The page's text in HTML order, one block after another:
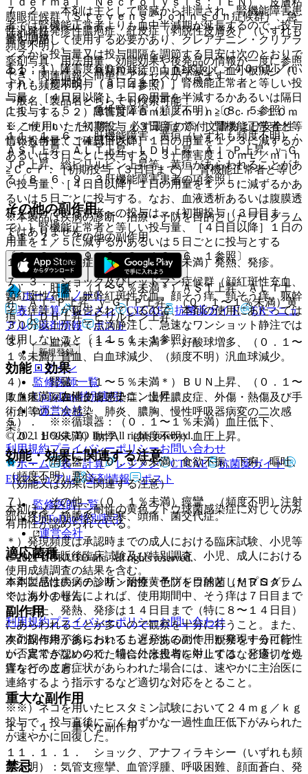
膜眼症候群（Ｓｔｅｖｅｎｓ−Ｊｏｈｎｓｏｎ症候群）、急
性汎発性発疹性膿疱症、紅皮症（剥脱性皮膚炎）（いずれも
頻度不明）。
１１．１．４． 無顆粒球症、白血球減少、血小板減少（い
ずれも頻度不明）〔８．４参照〕。
１１．１．５． 急性腎障害（頻度不明）〔８．５参照〕。
１１．１．６． 肝機能障害、黄疸（いずれも頻度不明）：
ＡＳＴ上昇、ＡＬＴ上昇、ＬＤＨ上昇、Ａｌ−Ｐ上昇、γ−Ｇ
ＴＰ上昇、総ビリルビン上昇等、黄疸があらわれることがあ
る〔８．６、９．３肝機能障害患者の項参照〕。
その他の副作用
１１．２． その他の副作用
１）． ※過敏症：（０．１〜１％未満）発熱、発疹。
２）． 肝臓：（１〜５％未満＊）ＡＳＴ上昇、ＡＬＴ上
昇、Ａｌ−Ｐ上昇、γ−ＧＴＰ上昇、（０．１〜１％未満）黄
疸、ＬＤＨ上昇、ビリルビン上昇。
３）． 血液：（１〜５％未満＊）好酸球増多、（０．１〜
１％未満）貧血、白血球減少、（頻度不明）汎血球減少。
４）． 腎臓：（１〜５％未満＊）ＢＵＮ上昇、（０．１〜
１％未満）血清クレアチニン上昇。
５）． ※※循環器：（０．１〜１％未満）血圧低下、
（０．１％未満）動悸、（頻度不明）血圧上昇。
６）． 消化器：（０．１％未満）食欲不振、下痢、嘔吐、
（頻度不明）悪心。
７）． その他：（０．１％未満）痙攣、（頻度不明）注射
部位疼痛、静脈炎、悪寒、頭痛、菌交代症。
＊）発現頻度は承認時までの成人における臨床試験、小児等
における市販後臨床試験及び特別調査、小児、成人における
使用成績調査の結果を含む。
※）海外の報告によれば、使用期間中、そう痒は７日目まで
に、また、発熱、発疹は１４日目まで（特に８〜１４日目）
にあらわれることが多いので観察を十分に行うこと。また、
本剤投与終了後においても遅発性の副作用が発現する可能性
が否定できないので、特に外来患者に対しては、発疹、そう
痒などの皮膚症状があらわれた場合には、速やかに主治医に
連絡するよう指示するなど適切な対応をとること。
※※）ネコを用いたヒスタミン試験において２４ｍｇ／ｋｇ
投与で、投与直後にごくわずかな一過性血圧低下がみられた
が速やかに回復した。
禁忌
７．２． 本剤は主として腎臓から排泄され、腎機能障害患
者では腎機能正常者よりも血中半減期が延長するので、投与
量を調節して使用する必要があり、クレアチニン・クリアラ
ンスから投与量又は投与間隔を調節する目安は次のとおりで
ある；１）障害度６０ｍＬ／ｍｉｎ≧Ｃｃｒ＞４０ｍＬ／ｍ
ｉｎ：［初期投与（３日目まで）］腎機能正常者と等しい投
与量、［４日目以降］１日の用量を半減するかあるいは隔日
に投与する、２）障害度４０ｍＬ／ｍｉｎ≧Ｃｃｒ＞１０ｍ
Ｌ／ｍｉｎ：［初期投与（３日目まで）］腎機能正常者と等
しい投与量、［４日目以降］１日の用量を１／３に減ずるか
あるいは３日ごとに投与する、３）障害度１０ｍＬ／ｍｉｎ
≧Ｃｃｒ：［初期投与（３日目まで）］腎機能正常者と等し
い投与量、［４日目以降］１日の用量を１／５に減ずるかあ
るいは５日ごとに投与する。なお、血液透析あるいは腹膜透
析を受けている患者への投与は、［初期投与（３日目ま
で）］腎機能正常者と等しい投与量、［４日目以降］１日の
用量を１／５に減ずるかあるいは５日ごとに投与とする
〔９．２．１、９．２．２、１６．６．１参照〕。
７．３． ショック及びレッドマン症候群（顔紅斑性充血、
頸紅斑性充血、躯幹紅斑性充血、顔そう痒、頸そう痒、躯幹
そう痒等）が報告されているので、本剤の使用にあたっては
３０分以上かけて点滴静注し、急速なワンショット静注では
使用しないこと〔１１．１．１参照〕。
効能・効果
敗血症、深在性皮膚感染症、慢性膿皮症、外傷・熱傷及び手
術創等の二次感染、肺炎、膿胸、慢性呼吸器病変の二次感
染。
効能・効果に関連する注意
（効能又は効果に関連する注意）
本剤はメチシリン耐性の黄色ブドウ球菌感染症に対してのみ
有用性が認められている。
適応菌種
本剤に感性のメチシリン耐性黄色ブドウ球菌（ＭＲＳＡ）。
副作用
次の副作用があらわれることがあるので、観察を十分に行
い、異常が認められた場合には投与を中止するなど適切な処
置を行うこと。
重大な副作用
１１．１． 重大な副作用
１１．１．１． ショック、アナフィラキシー（いずれも頻
度不明）：気管支痙攣、血管浮腫、呼吸困難、顔面蒼白、発
薬剤情報
薬剤写真、用法用量、効能効果や後発品の情報が一度に参照
でき、関連情報へ簡単にアクセスができます。
一般名、製品名どちらでも検索可能！
※ ご使用いただく際に、必ず最新の添付文書および安全性
情報も併せてご確認下さい。
※本製品は疾病の診断・治療・予防を目的としたプログラム
ではありません。
ホーム
ノート
表・計算
レジメン CTCAE 抗菌薬ガイド
ERマニュ
アル
薬剤情報 ポスト
新規登録
ログイン
監修医師一覧
UpToDate特別割引
運営会社
© 2021 HOKUTO Inc. All rights reserved.
利用規約プライバシーポリシーお問い合わせ
ホーム
表・計算 レジメン CTCAE
抗菌薬ガイド
ERマニュアル
薬剤情報 ポスト
監修医師一覧
UpToDate特別割引
運営会社
© 2021 HOKUTO Inc. All rights reserved.
※本製品は疾病の診断・治療・予防を目的としたプログラム
ではありません。
利用規約プライバシーポリシーお問い合わせ